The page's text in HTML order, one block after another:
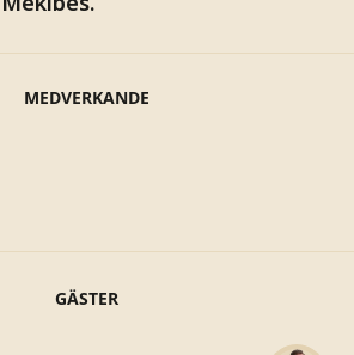
MEDVERKANDE
GÄSTER